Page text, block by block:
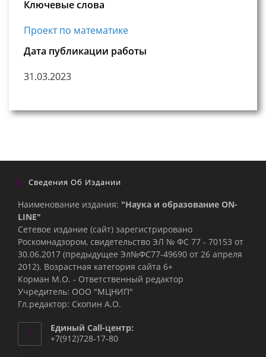
Ключевые слова
Проект по математике
Дата публикации работы
31.03.2023
Сведения Об Издании
Наименование издания: "Наука и образование ON-
LINE"
Сетевое издание (сайт) зарегистрировано
Роскомнадзором, свидетельство ЭЛ № ФС 77 - 70153 от
30.06.2017 (предыдущее Эл№ФC77-49690 от 26 апреля
2012). Возрастная категория сайта 6+
Корман М.О. - Ответственный редактор
Учредитель: ООО "МЦНИП"
Гл.редактор: Скопин А.О.
Единый Call-центр:
+7(912)728-17-80